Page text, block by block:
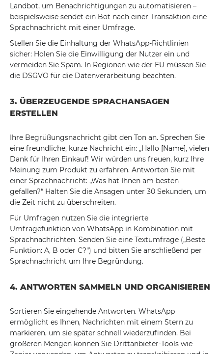
Landbot, um Benachrichtigungen zu automatisieren –
beispielsweise sendet ein Bot nach einer Transaktion eine
Sprachnachricht mit einer Umfrage.
Stellen Sie die Einhaltung der WhatsApp-Richtlinien
sicher: Holen Sie die Einwilligung der Nutzer ein und
vermeiden Sie Spam. In Regionen wie der EU müssen Sie
die DSGVO für die Datenverarbeitung beachten.
3. ÜBERZEUGENDE SPRACHANSAGEN
ERSTELLEN
Ihre Begrüßungsnachricht gibt den Ton an. Sprechen Sie
eine freundliche, kurze Nachricht ein: „Hallo [Name], vielen
Dank für Ihren Einkauf! Wir würden uns freuen, kurz Ihre
Meinung zum Produkt zu erfahren. Antworten Sie mit
einer Sprachnachricht: „Was hat Ihnen am besten
gefallen?“ Halten Sie die Ansagen unter 30 Sekunden, um
die Zeit nicht zu überschreiten.
Für Umfragen nutzen Sie die integrierte
Umfragefunktion von WhatsApp in Kombination mit
Sprachnachrichten. Senden Sie eine Textumfrage („Beste
Funktion: A, B oder C?“) und bitten Sie anschließend per
Sprachnachricht um Ihre Begründung.
4. ANTWORTEN SAMMELN UND ORGANISIEREN
Sortieren Sie eingehende Antworten. WhatsApp
ermöglicht es Ihnen, Nachrichten mit einem Stern zu
markieren, um sie später schnell wiederzufinden. Bei
größeren Mengen können Sie Drittanbieter-Tools wie